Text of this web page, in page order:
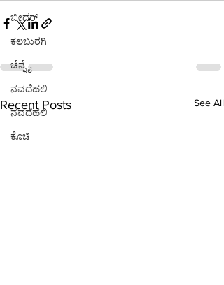
ಬೀದರ್
ಕಲಬುರಗಿ
ಚೆನ್ನೈ
ನವದೆಹಲಿ
ನವದೆಹಲಿ
ಕೊಚ್ಚಿ
Recent Posts See All